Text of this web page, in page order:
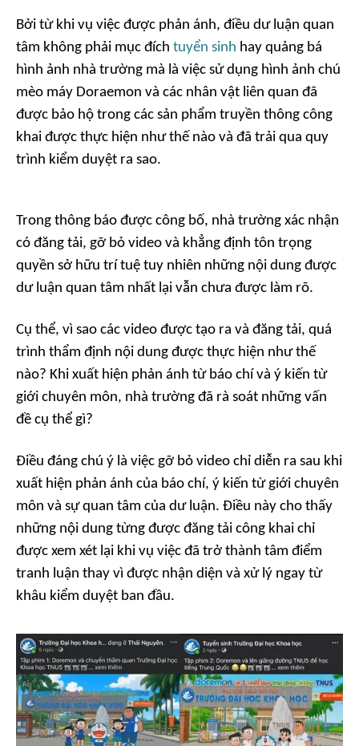
Bởi từ khi vụ việc được phản ánh, điều dư luận quan
tâm không phải mục đích tuyển sinh hay quảng bá
hình ảnh nhà trường mà là việc sử dụng hình ảnh chú
mèo máy Doraemon và các nhân vật liên quan đã
được bảo hộ trong các sản phẩm truyền thông công
khai được thực hiện như thế nào và đã trải qua quy
trình kiểm duyệt ra sao.
Trong thông báo được công bố, nhà trường xác nhận
có đăng tải, gỡ bỏ video và khẳng định tôn trọng
quyền sở hữu trí tuệ tuy nhiên những nội dung được
dư luận quan tâm nhất lại vẫn chưa được làm rõ.
Cụ thể, vì sao các video được tạo ra và đăng tải, quá
trình thẩm định nội dung được thực hiện như thế
nào? Khi xuất hiện phản ánh từ báo chí và ý kiến từ
giới chuyên môn, nhà trường đã rà soát những vấn
đề cụ thể gì?
Điều đáng chú ý là việc gỡ bỏ video chỉ diễn ra sau khi
xuất hiện phản ánh của báo chí, ý kiến từ giới chuyên
môn và sự quan tâm của dư luận. Điều này cho thấy
những nội dung từng được đăng tải công khai chỉ
được xem xét lại khi vụ việc đã trở thành tâm điểm
tranh luận thay vì được nhận diện và xử lý ngay từ
khâu kiểm duyệt ban đầu.